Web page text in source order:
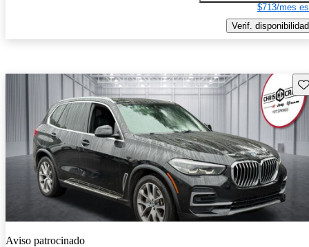
$713/mes
Verif. disponibilidad
Aviso patrocinado